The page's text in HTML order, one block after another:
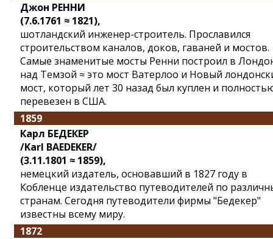
Джон РЕННИ
(7.6.1761 ≈ 1821),
шотландский инженер-строитель. Прославился
строительством каналов, доков, гаваней и мостов.
Самые знаменитые мосты Ренни построил в
над Темзой ≈ это мост Ватерлоо и Новый
мост, который лет 30 назад был куплен и
перевезен в США.
1859
Карл БЕДЕКЕР
/Karl BAEDEKER/
(3.11.1801 ≈ 1859),
немецкий издатель, основавший в 1827 году в
Кобленце издательство путеводителей по
странам. Сегодня путеводители фирмы "Бедекер"
известны всему миру.
1872